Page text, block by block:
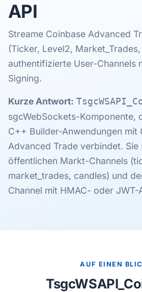
API
Streame Coinbase Advanced
(Ticker, Level2,
authentifizierte User-Channels
Signing.
Kurze Antwort:
sgcWebSockets-Komponente,
C++ Builder-Anwendungen mit
Advanced Trade verbindet. Sie
öffentlichen Markt-Channels
market_trades, candles) und
Channel mit HMAC- oder JWT-
AUF EINEN